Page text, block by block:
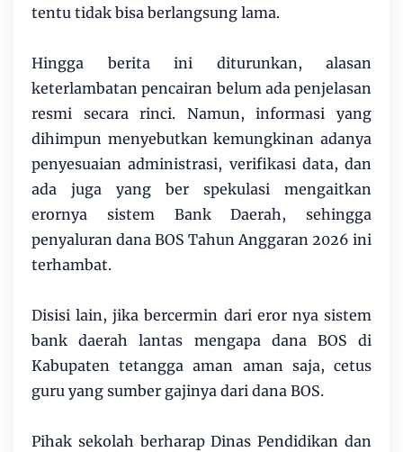
tentu tidak bisa berlangsung lama.
Hingga berita ini diturunkan, alasan
keterlambatan pencairan belum ada penjelasan
resmi secara rinci. Namun, informasi yang
dihimpun menyebutkan kemungkinan adanya
penyesuaian administrasi, verifikasi data, dan
ada juga yang ber spekulasi mengaitkan
erornya sistem Bank Daerah, sehingga
penyaluran dana BOS Tahun Anggaran 2026 ini
terhambat.
Disisi lain, jika bercermin dari eror nya sistem
bank daerah lantas mengapa dana BOS di
Kabupaten tetangga aman aman saja, cetus
guru yang sumber gajinya dari dana BOS.
Pihak sekolah berharap Dinas Pendidikan dan